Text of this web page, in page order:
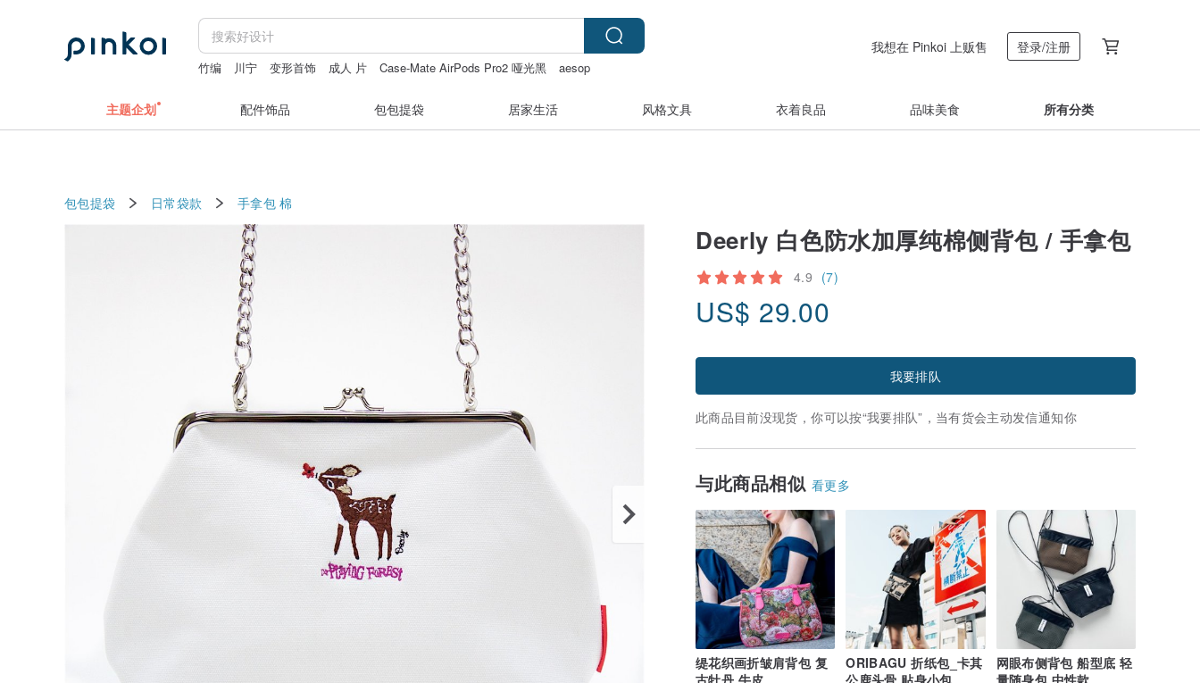
竹编 川宁 变形首饰 成人 片 Case-Mate AirPods Pro2 哑光黑
aesop
我想在 Pinkoi 上贩售 登录/注册
主题企划 配件饰品 包包提袋 居家生活 风格文具 衣着良品 品味美食 所有分类
包包提袋 日常袋款 手拿包 棉
Deerly 白色防水加厚纯棉侧背包 / 手拿包
4.9 (7)
US$ 29.00
我要排队
此商品目前没现货，你可以按“我要排队”，当有货会主动发信通知你
与此商品相似 看更多
缇花织画折皱肩背包 复
ORIBAGU 折纸包_卡其
网眼布侧背包 船型底 轻